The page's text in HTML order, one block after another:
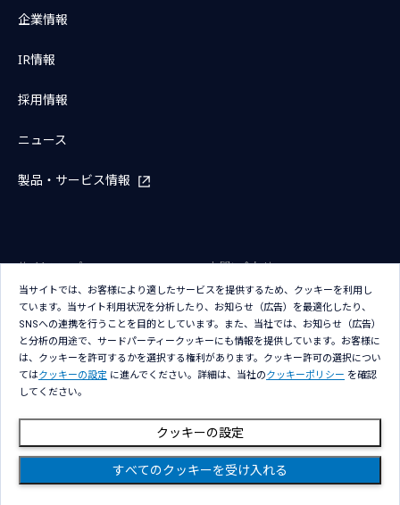
企業情報
IR情報
採用情報
ニュース
製品・サービス情報
サイトマップ
お問い合わせ
サイトのご利用条件
プライバシーポリシー
アクセシビリティポリシー
クッキー（Cookie）ポリシー
クッキー（Cookie）プリファレン
ス
Copyright © NTT DATA Group Corporation
当サイトでは、お客様により適したサービスを提供するため、クッキーを利用し
ています。当サイト利用状況を分析したり、お知らせ（広告）を最適化したり、
SNSへの連携を行うことを目的としています。また、当社では、お知らせ（広告）
と分析の用途で、サードパーティークッキーにも情報を提供しています。お客様に
は、クッキーを許可するかを選択する権利があります。クッキー許可の選択につい
てはクッキーの設定 に進んでください。詳細は、当社のクッキーポリシー を確認
してください。
すべてのクッキーを受け入れる
クッキーの設定